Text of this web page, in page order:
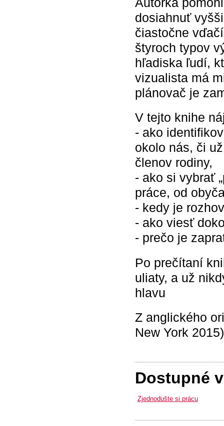
dosiahnuť
čiastočne
štyroch typov
hľadiska ľudí,
vizualista má
plánovač je
V tejto knihe
- ako
okolo nás, či
členov rodiny,
- ako si vybrať
práce, od
- kedy je
- ako viesť
- prečo je
Po prečítaní
uliaty, a už
hlavu
Z anglického
New York
Dostupné
Zjednodušte si prácu